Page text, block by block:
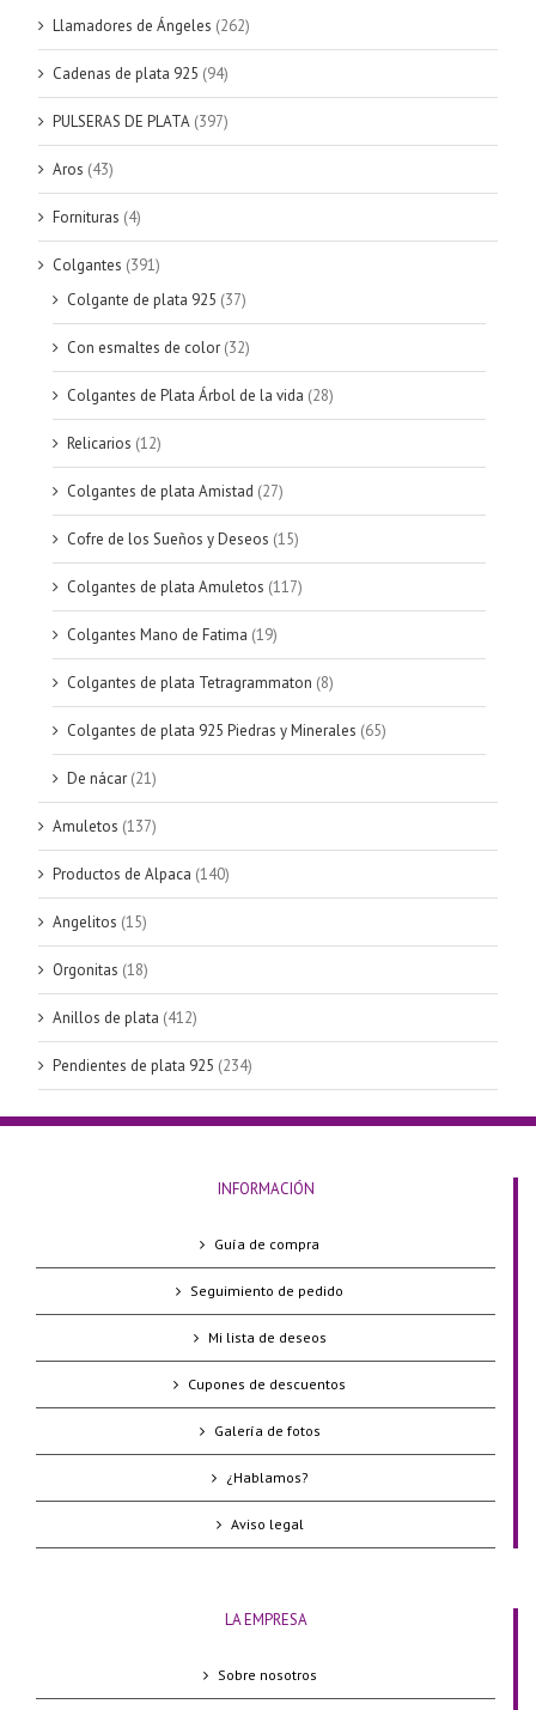
Llamadores de Ángeles (262)
Cadenas de plata 925 (94)
PULSERAS DE PLATA (397)
Aros (43)
Fornituras (4)
Colgantes (391)
Colgante de plata 925 (37)
Con esmaltes de color (32)
Colgantes de Plata Árbol de la vida (28)
Relicarios (12)
Colgantes de plata Amistad (27)
Cofre de los Sueños y Deseos (15)
Colgantes de plata Amuletos (117)
Colgantes Mano de Fatima (19)
Colgantes de plata Tetragrammaton (8)
Colgantes de plata 925 Piedras y Minerales (65)
De nácar (21)
Amuletos (137)
Productos de Alpaca (140)
Angelitos (15)
Orgonitas (18)
Anillos de plata (412)
Pendientes de plata 925 (234)
INFORMACIÓN
Guía de compra
Seguimiento de pedido
Mi lista de deseos
Cupones de descuentos
Galería de fotos
¿Hablamos?
Aviso legal
LA EMPRESA
Sobre nosotros